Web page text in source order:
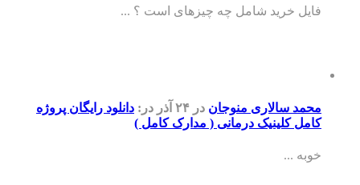
فایل خرید شامل چه چیزهای است ؟ ...
محمد سالاری منوجان در ۲۴ آذر در: دانلود رایگان پروژه
کامل کلینیک درمانی ( مدارک کامل )
خوبه ...